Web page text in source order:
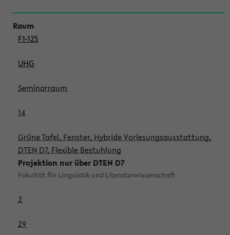
F1-125
UHG
Seminarraum
14
Grüne Tafel, Fenster, Hybride Vorlesungsausstattung,
DTEN D7, Flexible Bestuhlung
Projektion nur über DTEN D7
Fakultät für Linguistik und Literaturwissenschaft
2
29